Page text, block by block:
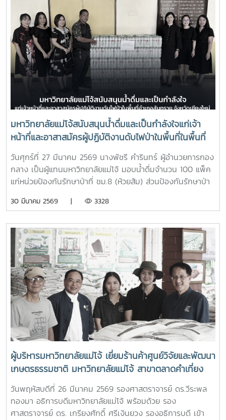
มหาวิทยาลัยแม่โจ้สนับสนุนน้ำดื่มและเป็นกำลังใจแก่เจ้า
หน้าที่และอาสาสมัครผู้ปฏิบัติงานดับไฟป่าในพื้นที่ในพื้นที่
อำเภอสันทราย จังหวัดเชียงใหม่
วันศุกร์ที่ 27 มีนาคม 2569 นางพัชรี คำรินทร์ ผู้อำนวยการกอง
กลาง เป็นผู้แทนมหาวิทยาลัยแม่โจ้ มอบน้ำดื่มจำนวน 100 แพ็ค
แก่หน่วยป้องกันรักษาป่าที่ ชม.8 (ห้วยส้ม) ส่วนป้องกันรักษาป่า
(เชียงใหม่) เพื่อใช้สนับสนุนการปฏิบัติงานของเจ้าหน้าที่ที่ปฏิบัติ
หน้าที่และอาสาสมัครผู้ปฏิบัติงานดับไฟป่าในพื้นที่ในพื้นที่อำเภอ
สันทราย จังหวัดเชียงใหม่
30 มีนาคม 2569 | 3328
ผู้บริหารมหาวิทยาลัยแม่โจ้ เยี่ยมร้านค้าศูนย์วิจัยและพัฒนา
เกษตรธรรมชาติ มหาวิทยาลัยแม่โจ้ สาขาตลาดคำเที่ยง
เพื่อเป็นแหล่งรวมสินค้าออร์แกนิก และ ผลิตภัณฑ์สินค้า
เกษตรอินทรีย์
วันพฤหัสบดีที่ 26 มีนาคม 2569 รองศาสตราจารย์ ดร.วีระพล
ทองมา อธิการบดีมหาวิทยาลัยแม่โจ้ พร้อมด้วย รอง
ศาสตราจารย์ ดร. เกรียงศักดิ์ ศรีเงินยวง รองอธิการบดี เข้า